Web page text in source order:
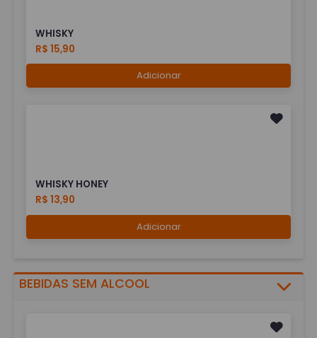
WHISKY
R$ 15,90
Adicionar
WHISKY HONEY
R$ 13,90
Adicionar
BEBIDAS SEM ALCOOL